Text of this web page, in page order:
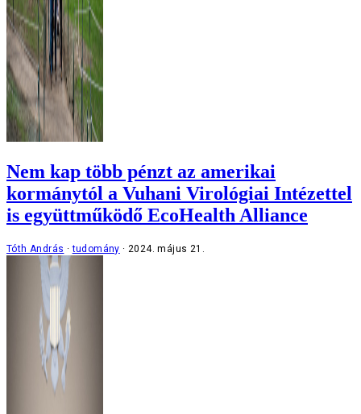
Nem kap több pénzt az amerikai
kormánytól a Vuhani Virológiai Intézettel
is együttműködő EcoHealth Alliance
Tóth András tudomány 2024. május 21.